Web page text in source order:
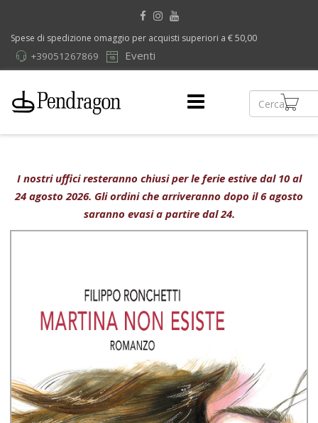
Spese di spedizione omaggio per acquisti superiori a € 50,00
Eventi
+39051267869
I nostri uffici resteranno chiusi per le ferie estive dal 10 al
24 agosto 2026. Gli ordini che arriveranno dopo il 6 agosto
saranno evasi a partire dal 24.